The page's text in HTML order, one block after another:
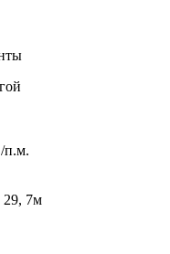
п.м.
29, 7м